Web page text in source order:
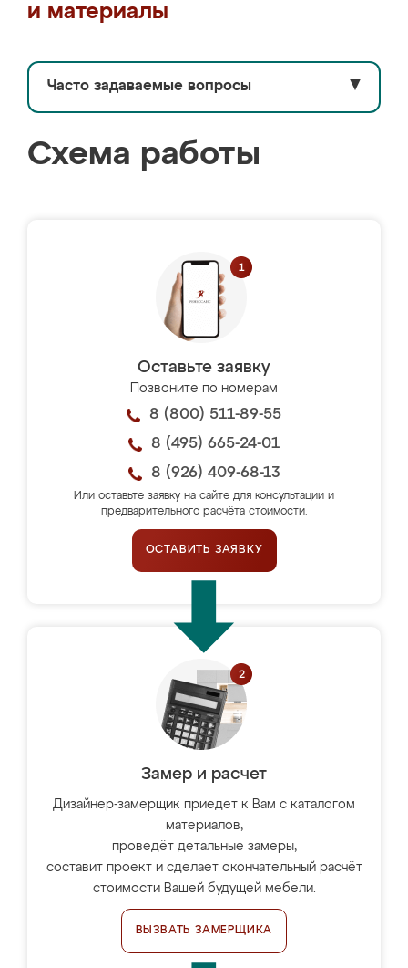
и материалы
Часто задаваемые вопросы ▼
Схема работы
Оставьте заявку
Позвоните по номерам
8 (800) 511-89-55
8 (495) 665-24-01
8 (926) 409-68-13
Или оставьте заявку на сайте для консультации и
предварительного расчёта стоимости.
ОСТАВИТЬ ЗАЯВКУ
Замер и расчет
Дизайнер-замерщик приедет к Вам с каталогом
материалов,
проведёт детальные замеры,
составит проект и сделает окончательный расчёт
стоимости Вашей будущей мебели.
ВЫЗВАТЬ ЗАМЕРЩИКА